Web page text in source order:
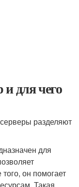
и для чего
разделяют
для
он помогает